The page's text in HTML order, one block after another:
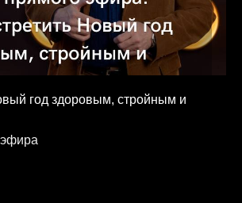
год здоровым, стройным и